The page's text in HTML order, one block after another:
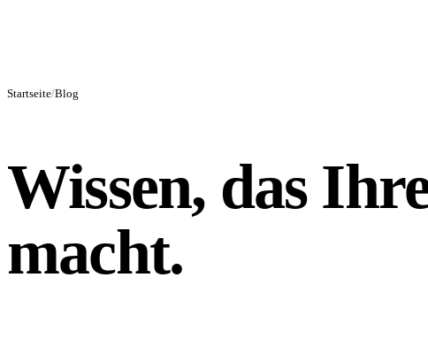
Startseite/Blog
Wissen, das
macht.